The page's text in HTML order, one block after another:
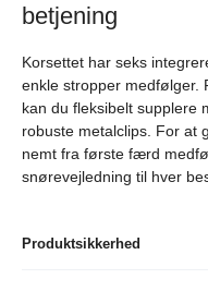
Produktsikkerhed
betjening
Korsettet har seks
enkle stropper medfølger.
kan du fleksibelt supplere
robuste metalclips. For at
nemt fra første færd
snørevejledning til hver